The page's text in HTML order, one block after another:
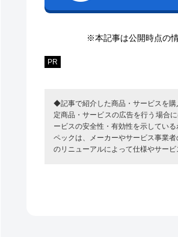
※本記事は公開時点の
PR
◆記事で紹介した商品・サービスを
定商品・サービスの広告を行う場合
ービスの安全性・有効性を示してい
ペックは、メーカーやサービス事業
のリニューアルによって仕様やサー